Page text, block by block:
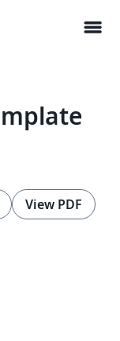
menu
View PDF